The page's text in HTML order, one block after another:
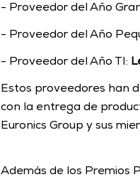
- Proveedor del Año
- Proveedor del Año
- Proveedor del Año TI:
Estos proveedores han
con la entrega de
Euronics Group y sus
Además de los Premios